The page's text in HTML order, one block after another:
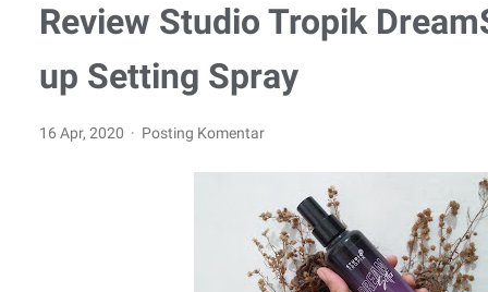
Review Studio Tropik
up Setting Spray
16 Apr, 2020 Posting Komentar